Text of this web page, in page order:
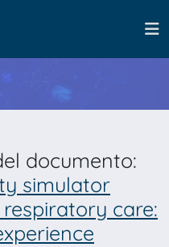
documento:
simulator
care: